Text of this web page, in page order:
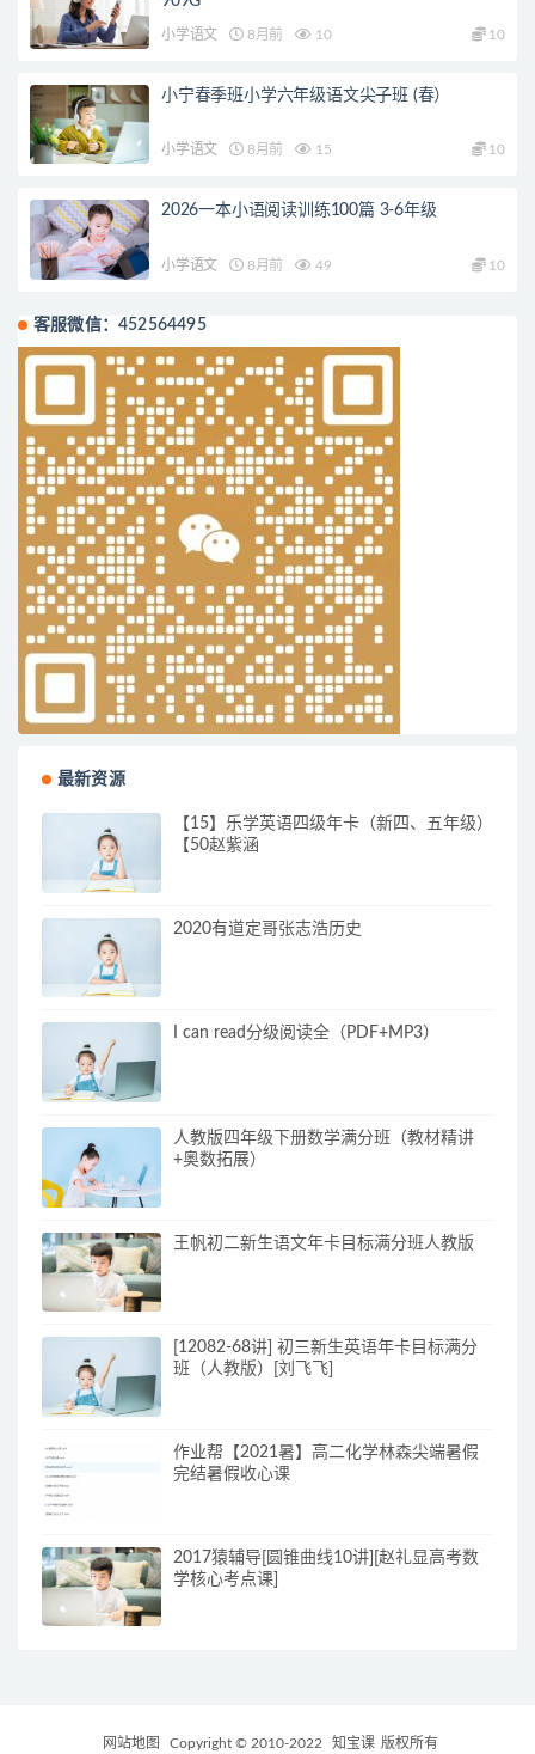
小学语文 8月前 10 10
小宁春季班小学六年级语文尖子班 (春）
小学语文 8月前 15 10
2026一本小语阅读训练100篇 3-6年级
小学语文 8月前 49 10
客服微信：452564495
最新资源
【15】乐学英语四级年卡（新四、五年级）
【50赵紫涵
2020有道定哥张志浩历史
I can read分级阅读全（PDF+MP3）
人教版四年级下册数学满分班（教材精讲
+奥数拓展）
王帆初二新生语文年卡目标满分班人教版
[12082-68讲] 初三新生英语年卡目标满分
班（人教版）[刘飞飞]
作业帮【2021暑】高二化学林森尖端暑假
完结暑假收心课
2017猿辅导[圆锥曲线10讲][赵礼显高考数
学核心考点课]
网站地图 Copyright © 2010-2022 知宝课 版权所有